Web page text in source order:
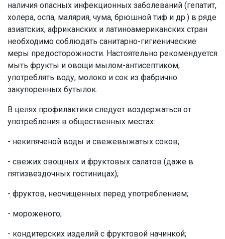
наличия опасных инфекционных заболеваний (гепатит,
холера, оспа, малярия, чума, брюшной тиф и др.) в ряде
азиатских, африканских и латиноамериканских стран
необходимо соблюдать санитарно-гигиенические
меры предосторожности. Настоятельно рекомендуется
мыть фрукты и овощи мылом-антисептиком,
употреблять воду, молоко и сок из фабрично
закупоренных бутылок.
В целях профилактики следует воздержаться от
употребления в общественных местах:
- некипяченой воды и свежевыжатых соков;
- свежих овощных и фруктовых салатов (даже в
пятизвездочных гостиницах);
- фруктов, неочищенных перед употреблением;
- мороженого;
- кондитерских изделий с фруктовой начинкой;